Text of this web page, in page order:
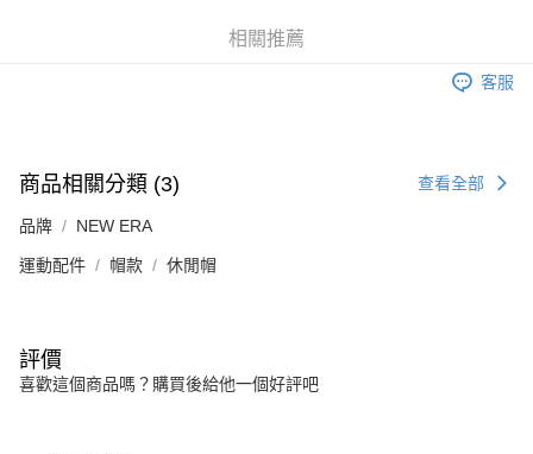
相關推薦
客服
商品相關分類 (3) 查看全部
品牌 NEW ERA
運動配件 帽款 休閒帽
評價
喜歡這個商品嗎？購買後給他一個好評吧